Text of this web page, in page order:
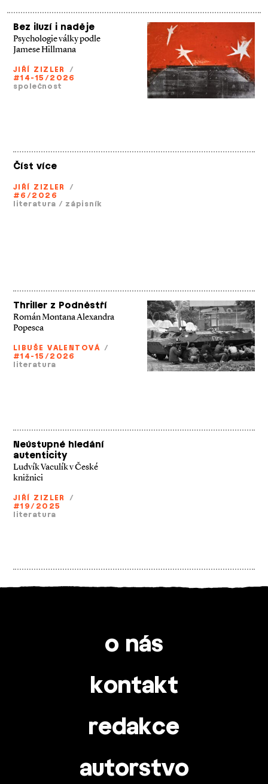
Bez iluzí i naděje
Psychologie války podle
Jamese Hillmana
JIŘÍ ZIZLER
/
#14-15/2026
společnost
Číst více
JIŘÍ ZIZLER
/
#6/2026
literatura / zápisník
Thriller z Podněstří
Román Montana Alexandra
Popesca
LIBUŠE VALENTOVÁ /
#14-15/2026
literatura
Neústupné hledání
autenticity
Ludvík Vaculík v České
knižnici
JIŘÍ ZIZLER
/
#19/2025
literatura
o nás
kontakt
redakce
autorstvo